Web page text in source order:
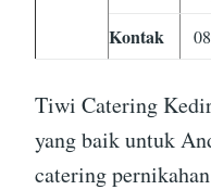
Kontak
Tiwi Catering
yang baik untuk
catering